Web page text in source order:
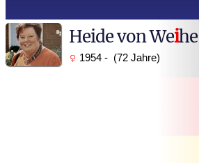
Heide von Weihe
1954 - (72 Jahre)